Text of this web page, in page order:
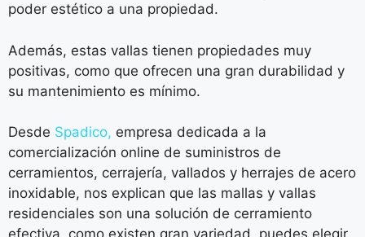
poder estético a una propiedad.
Además, estas vallas tienen propiedades muy
positivas, como que ofrecen una gran durabilidad y
su mantenimiento es mínimo.
Desde Spadico, empresa dedicada a la
comercialización online de suministros de
cerramientos, cerrajería, vallados y herrajes de acero
inoxidable, nos explican que las mallas y vallas
residenciales son una solución de cerramiento